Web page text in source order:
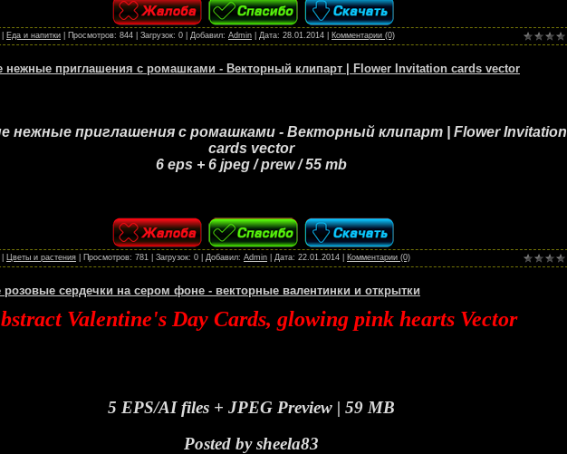
Еда и напитки Просмотров: 844 Загрузок: 0 Добавил: Admin Дата: 28.01.2014 Комментарии (0)
нежные приглашения с ромашками - Векторный клипарт | Flower Invitation cards vector
нежные приглашения с ромашками - Векторный клипарт | Flower Invitation
cards vector
6 eps + 6 jpeg / prew / 55 mb
Цветы и растения Просмотров: 781 Загрузок: 0 Добавил: Admin Дата: 22.01.2014 Комментарии (0)
сердечки на сером фоне - векторные валентинки и открытки
Valentine's Day Cards, glowing pink hearts Vector
5 EPS/AI files + JPEG Preview | 59 MB
Posted by sheela83